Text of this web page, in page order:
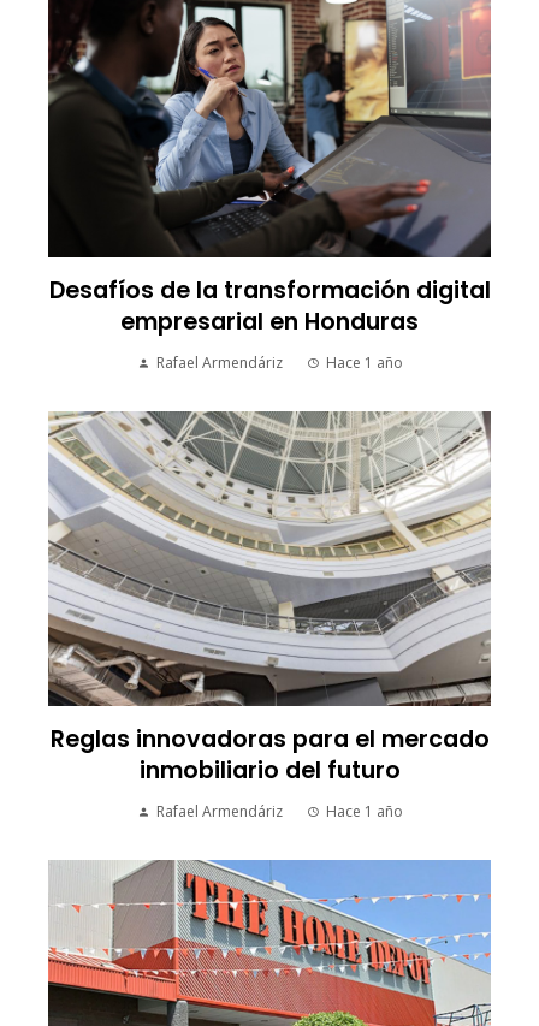
Desafíos de la transformación digital
empresarial en Honduras
Rafael Armendáriz Hace 1 año
Reglas innovadoras para el mercado
inmobiliario del futuro
Rafael Armendáriz Hace 1 año